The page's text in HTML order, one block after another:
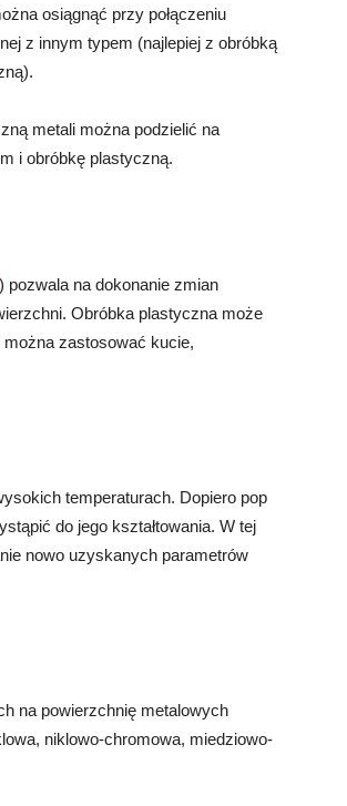
osiągnąć przy połączeniu
z innym typem (najlepiej z obróbką
metali można podzielić na
i obróbkę plastyczną.
) pozwala na dokonanie zmian
Obróbka plastyczna może
zastosować kucie,
temperaturach. Dopiero pop
do jego kształtowania. W tej
nowo uzyskanych parametrów
na powierzchnię metalowych
niklowo-chromowa, miedziowo-